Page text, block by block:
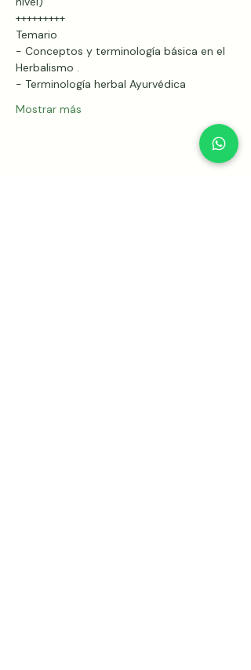
+++++++++
Temario
- Conceptos y terminología básica en el
Herbalismo .
- Terminología herbal Ayurvédica
Mostrar más